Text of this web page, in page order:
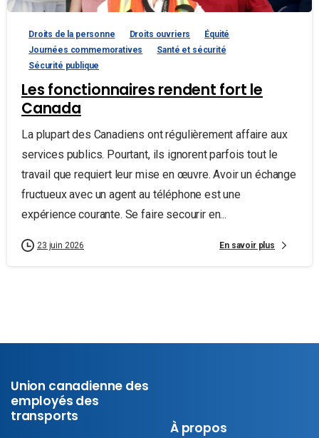
Droits de la personne Droits ouvriers
Équité
Journées commemoratives
Santé et sécurité
Sécurité publique
Les fonctionnaires rendent fort le
Canada
La plupart des Canadiens ont régulièrement affaire aux
services publics. Pourtant, ils ignorent parfois tout le
travail que requiert leur mise en œuvre. Avoir un échange
fructueux avec un agent au téléphone est une
expérience courante. Se faire secourir en...
23 juin 2026 En savoir plus
Union canadienne des
employés des
transports
À propos